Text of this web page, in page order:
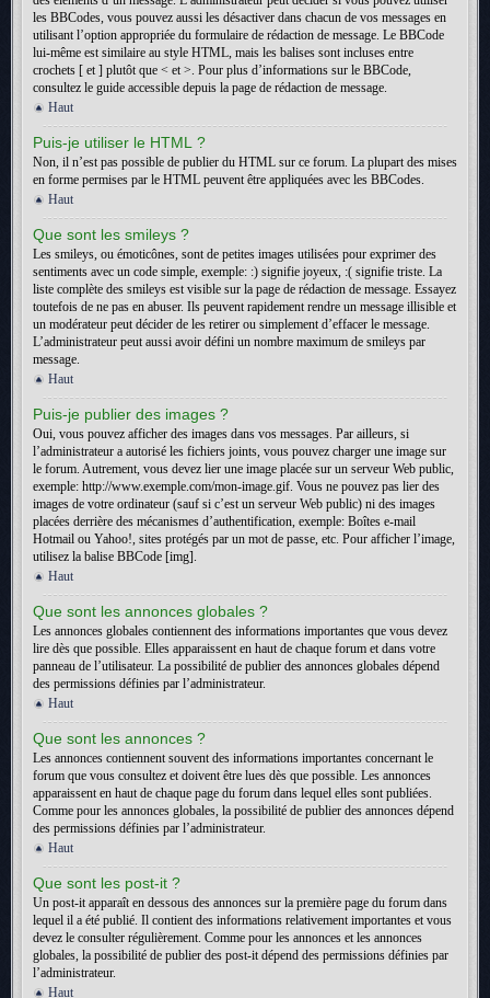
les BBCodes, vous pouvez aussi les désactiver dans chacun de vos messages en
utilisant l’option appropriée du formulaire de rédaction de message. Le BBCode
lui-même est similaire au style HTML, mais les balises sont incluses entre
crochets [ et ] plutôt que < et >. Pour plus d’informations sur le BBCode,
consultez le guide accessible depuis la page de rédaction de message.
Haut
Puis-je utiliser le HTML ?
Non, il n’est pas possible de publier du HTML sur ce forum. La plupart des mises
en forme permises par le HTML peuvent être appliquées avec les BBCodes.
Haut
Que sont les smileys ?
Les smileys, ou émoticônes, sont de petites images utilisées pour exprimer des
sentiments avec un code simple, exemple: :) signifie joyeux, :( signifie triste. La
liste complète des smileys est visible sur la page de rédaction de message. Essayez
toutefois de ne pas en abuser. Ils peuvent rapidement rendre un message illisible et
un modérateur peut décider de les retirer ou simplement d’effacer le message.
L’administrateur peut aussi avoir défini un nombre maximum de smileys par
message.
Haut
Puis-je publier des images ?
Oui, vous pouvez afficher des images dans vos messages. Par ailleurs, si
l’administrateur a autorisé les fichiers joints, vous pouvez charger une image sur
le forum. Autrement, vous devez lier une image placée sur un serveur Web public,
exemple: http://www.exemple.com/mon-image.gif. Vous ne pouvez pas lier des
images de votre ordinateur (sauf si c’est un serveur Web public) ni des images
placées derrière des mécanismes d’authentification, exemple: Boîtes e-mail
Hotmail ou Yahoo!, sites protégés par un mot de passe, etc. Pour afficher l’image,
utilisez la balise BBCode [img].
Haut
Que sont les annonces globales ?
Les annonces globales contiennent des informations importantes que vous devez
lire dès que possible. Elles apparaissent en haut de chaque forum et dans votre
panneau de l’utilisateur. La possibilité de publier des annonces globales dépend
des permissions définies par l’administrateur.
Haut
Que sont les annonces ?
Les annonces contiennent souvent des informations importantes concernant le
forum que vous consultez et doivent être lues dès que possible. Les annonces
apparaissent en haut de chaque page du forum dans lequel elles sont publiées.
Comme pour les annonces globales, la possibilité de publier des annonces dépend
des permissions définies par l’administrateur.
Haut
Que sont les post-it ?
Un post-it apparaît en dessous des annonces sur la première page du forum dans
lequel il a été publié. Il contient des informations relativement importantes et vous
devez le consulter régulièrement. Comme pour les annonces et les annonces
globales, la possibilité de publier des post-it dépend des permissions définies par
l’administrateur.
Haut